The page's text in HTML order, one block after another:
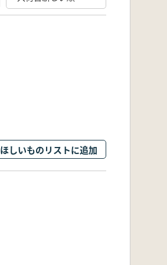
ほしいものリストに追加